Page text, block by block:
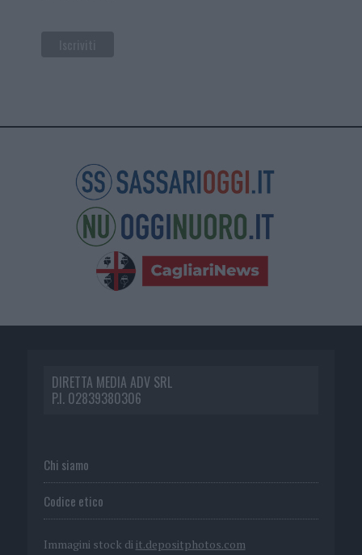
DIRETTA MEDIA ADV SRL
P.I. 02839380306
Chi siamo
Codice etico
Immagini stock di it.depositphotos.com